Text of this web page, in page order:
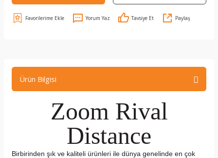
Yorum Yaz Tavsiye Et Paylaş
Ürün Bilgisi
Zoom Rival
Distance
Birbirinden şık ve kaliteli ürünleri ile dünya genelinde en çok